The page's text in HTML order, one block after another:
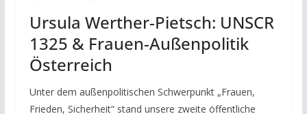
Ursula Werther-Pietsch: UNSCR
1325 & Frauen-Außenpolitik
Österreich
Unter dem außenpolitischen Schwerpunkt „Frauen,
Frieden, Sicherheit“ stand unsere zweite öffentliche